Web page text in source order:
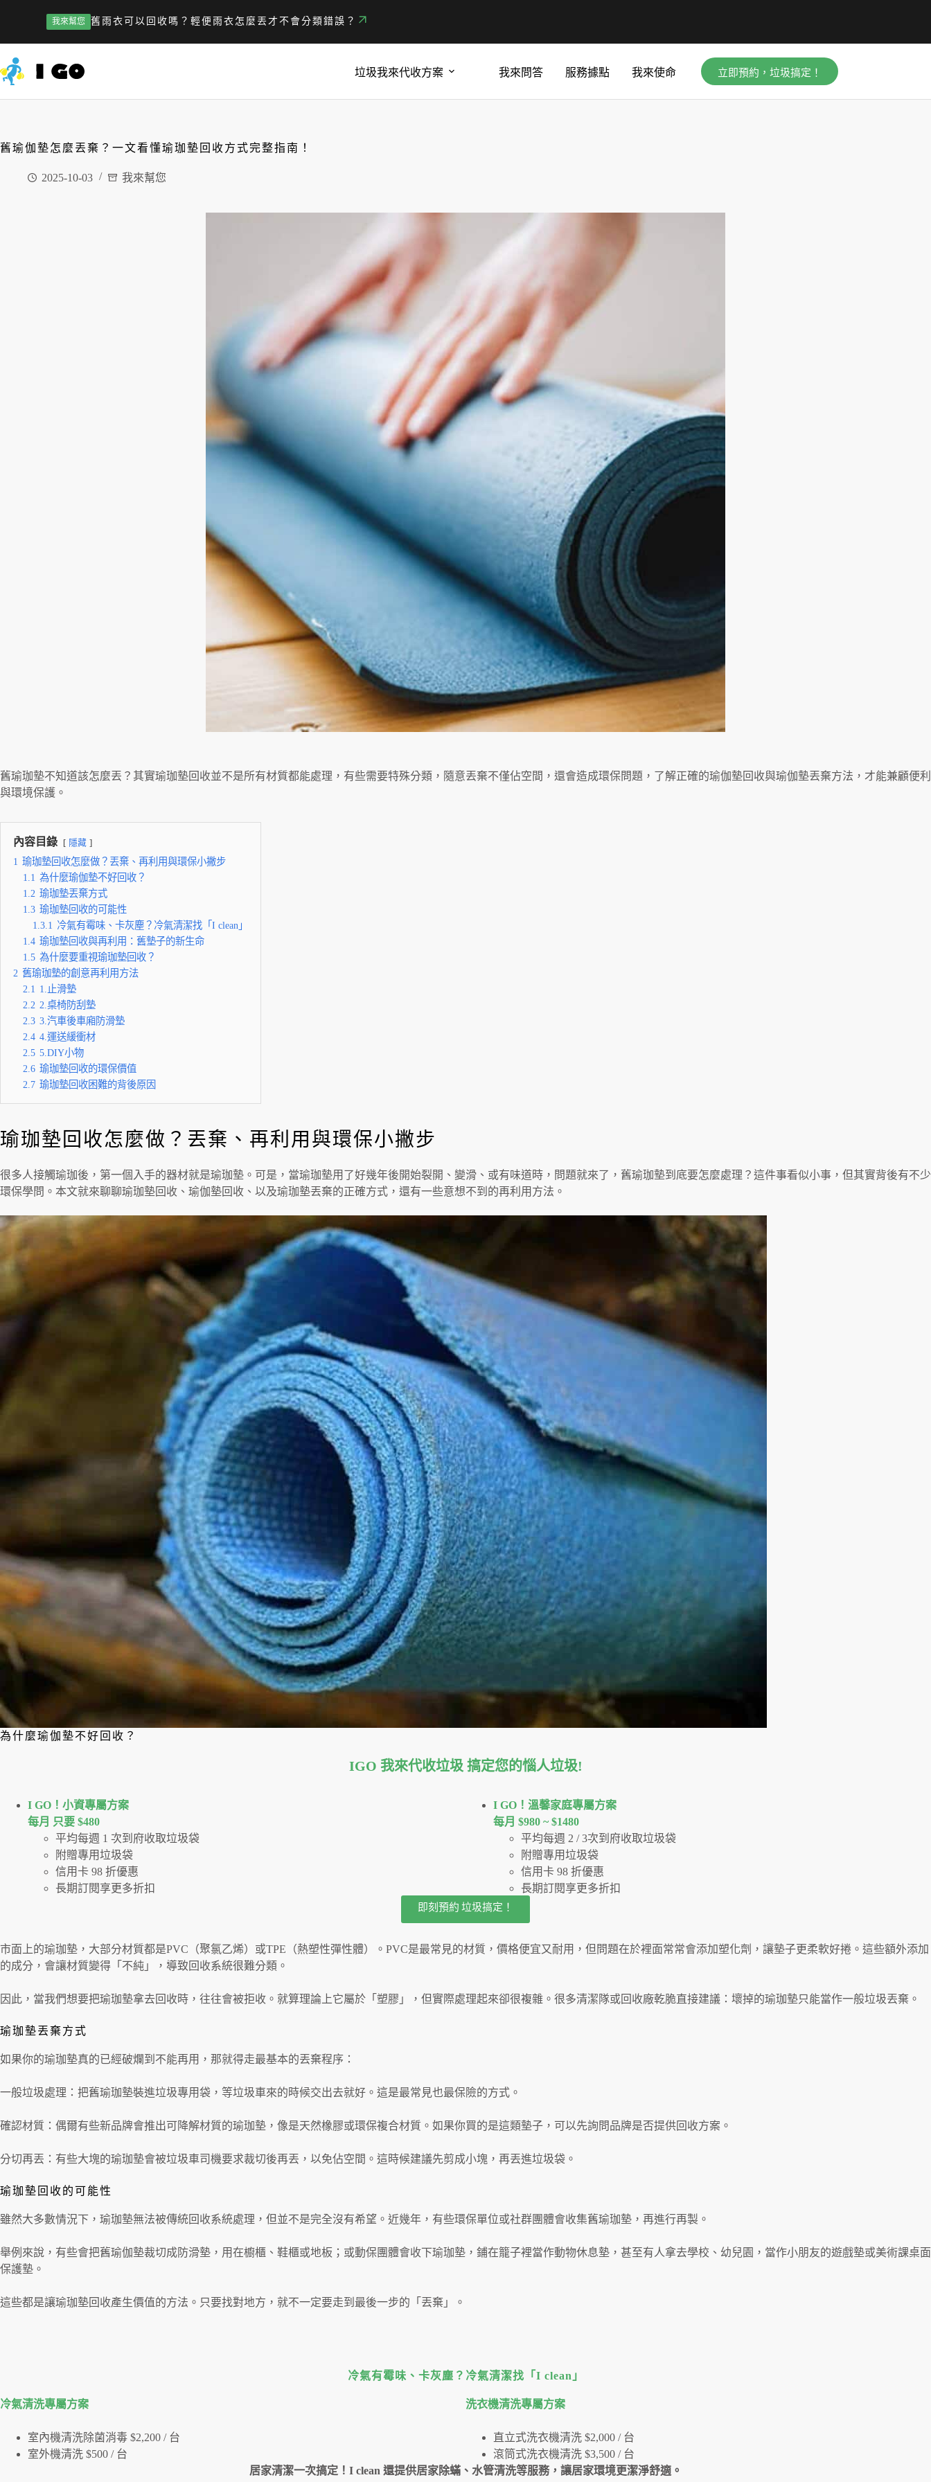
我來幫您 舊雨衣可以回收嗎？輕便雨衣怎麼丟才不會分類錯誤？
垃圾我來代收方案 我來問答 服務據點 我來使命 立即預約，垃圾搞定！
舊瑜伽墊怎麼丟棄？一文看懂瑜珈墊回收方式完整指南！
2025-10-03 我來幫您
舊瑜珈墊不知道該怎麼丟？其實瑜珈墊回收並不是所有材質都能處理，有些需要特殊分類，隨意丟棄不僅佔空間，還會造成環保問題，了解正確的瑜伽墊回收與瑜伽墊丟棄方法，才能兼顧便利
與環境保護。
內容目錄 隱藏
1 瑜珈墊回收怎麼做？丟棄、再利用與環保小撇步
1.1 為什麼瑜伽墊不好回收？
1.2 瑜珈墊丟棄方式
1.3 瑜珈墊回收的可能性
1.3.1 冷氣有霉味、卡灰塵？冷氣清潔找「I clean」
1.4 瑜珈墊回收與再利用：舊墊子的新生命
1.5 為什麼要重視瑜珈墊回收？
2 舊瑜珈墊的創意再利用方法
2.1 1.止滑墊
2.2 2.桌椅防刮墊
2.3 3.汽車後車廂防滑墊
2.4 4.運送緩衝材
2.5 5.DIY小物
2.6 瑜珈墊回收的環保價值
2.7 瑜珈墊回收困難的背後原因
瑜珈墊回收怎麼做？丟棄、再利用與環保小撇步
很多人接觸瑜珈後，第一個入手的器材就是瑜珈墊。可是，當瑜珈墊用了好幾年後開始裂開、變滑、或有味道時，問題就來了，舊瑜珈墊到底要怎麼處理？這件事看似小事，但其實背後有不少
環保學問。本文就來聊聊瑜珈墊回收、瑜伽墊回收、以及瑜珈墊丟棄的正確方式，還有一些意想不到的再利用方法。
為什麼瑜伽墊不好回收？
IGO 我來代收垃圾 搞定您的惱人垃圾!
I GO！⼩資專屬⽅案
每月 只要 $480
平均每週 1 次到府收取垃圾袋
附贈專用垃圾袋
信用卡 98 折優惠
長期訂閱享更多折扣
I GO！溫馨家庭專屬方案
每月 $980 ~ $1480
平均每週 2 / 3次到府收取垃圾袋
附贈專用垃圾袋
信用卡 98 折優惠
長期訂閱享更多折扣
即刻預約 垃圾搞定！
市面上的瑜珈墊，大部分材質都是PVC（聚氯乙烯）或TPE（熱塑性彈性體）。PVC是最常見的材質，價格便宜又耐用，但問題在於裡面常常會添加塑化劑，讓墊子更柔軟好捲。這些額外添加
的成分，會讓材質變得「不純」，導致回收系統很難分類。
因此，當我們想要把瑜珈墊拿去回收時，往往會被拒收。就算理論上它屬於「塑膠」，但實際處理起來卻很複雜。很多清潔隊或回收廠乾脆直接建議：壞掉的瑜珈墊只能當作一般垃圾丟棄。
瑜珈墊丟棄方式
如果你的瑜珈墊真的已經破爛到不能再用，那就得走最基本的丟棄程序：
一般垃圾處理：把舊瑜珈墊裝進垃圾專用袋，等垃圾車來的時候交出去就好。這是最常見也最保險的方式。
確認材質：偶爾有些新品牌會推出可降解材質的瑜珈墊，像是天然橡膠或環保複合材質。如果你買的是這類墊子，可以先詢問品牌是否提供回收方案。
分切再丟：有些大塊的瑜珈墊會被垃圾車司機要求裁切後再丟，以免佔空間。這時候建議先剪成小塊，再丟進垃圾袋。
瑜珈墊回收的可能性
雖然大多數情況下，瑜珈墊無法被傳統回收系統處理，但並不是完全沒有希望。近幾年，有些環保單位或社群團體會收集舊瑜珈墊，再進行再製。
舉例來說，有些會把舊瑜伽墊裁切成防滑墊，用在櫥櫃、鞋櫃或地板；或動保團體會收下瑜珈墊，鋪在籠子裡當作動物休息墊，甚至有人拿去學校、幼兒園，當作小朋友的遊戲墊或美術課桌面
保護墊。
這些都是讓瑜珈墊回收產生價值的方法。只要找對地方，就不一定要走到最後一步的「丟棄」。
冷氣有霉味、卡灰塵？冷氣清潔找「I clean」
冷氣清洗專屬⽅案
室內機清洗除菌消毒 $2,200 / 台
室外機清洗 $500 / 台
洗衣機清洗專屬⽅案
直立式洗衣機清洗 $2,000 / 台
滾筒式洗衣機清洗 $3,500 / 台
居家清潔一次搞定！I clean 還提供居家除蟎、水管清洗等服務，讓居家環境更潔淨舒適。